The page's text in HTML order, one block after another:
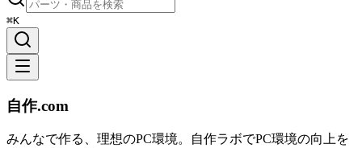
⌘K
自作.com
みんなで作る、理想のPC環境。 自作ラボでPC環境の向上を